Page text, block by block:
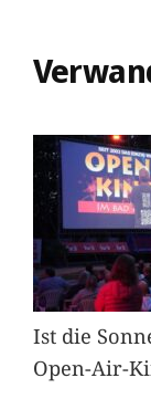
Ist die
Open-Air-